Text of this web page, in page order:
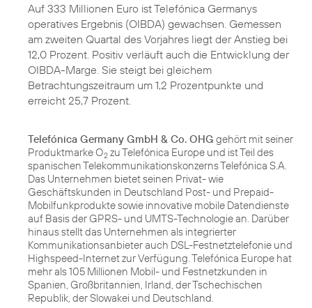
Auf 333 Millionen Euro ist Telefónica Germanys
operatives Ergebnis (OIBDA) gewachsen. Gemessen
am zweiten Quartal des Vorjahres liegt der Anstieg bei
12,0 Prozent. Positiv verläuft auch die Entwicklung der
OIBDA-Marge. Sie steigt bei gleichem
Betrachtungszeitraum um 1,2 Prozentpunkte und
erreicht 25,7 Prozent.
Telefónica Germany GmbH & Co. OHG gehört mit seiner
Produktmarke O2 zu Telefónica Europe und ist Teil des
spanischen Telekommunikationskonzerns Telefónica S.A.
Das Unternehmen bietet seinen Privat- wie
Geschäftskunden in Deutschland Post- und Prepaid-
Mobilfunkprodukte sowie innovative mobile Datendienste
auf Basis der GPRS- und UMTS-Technologie an. Darüber
hinaus stellt das Unternehmen als integrierter
Kommunikationsanbieter auch DSL-Festnetztelefonie und
Highspeed-Internet zur Verfügung. Telefónica Europe hat
mehr als 105 Millionen Mobil- und Festnetzkunden in
Spanien, Großbritannien, Irland, der Tschechischen
Republik, der Slowakei und Deutschland.